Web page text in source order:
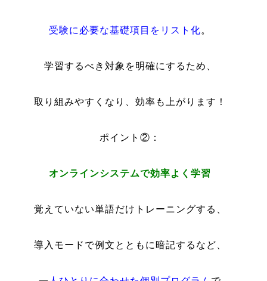
受験に必要な基礎項目をリスト化。
学習するべき対象を明確にするため、
取り組みやすくなり、効率も上がります！
ポイント②：
オンラインシステムで効率よく学習
覚えていない単語だけトレーニングする、
導入モードで例文とともに暗記するなど、